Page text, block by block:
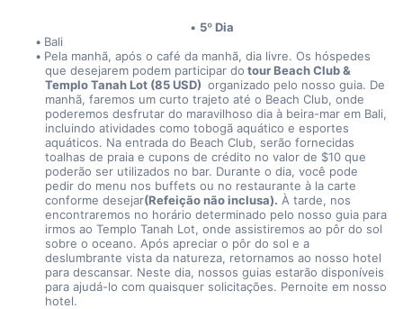
5º Dia
Bali
Pela manhã, após o café da manhã, dia livre. Os hóspedes
que desejarem podem participar do tour Beach Club &
Templo Tanah Lot (85 USD) organizado pelo nosso guia. De
manhã, faremos um curto trajeto até o Beach Club, onde
poderemos desfrutar do maravilhoso dia à beira-mar em Bali,
incluindo atividades como tobogã aquático e esportes
aquáticos. Na entrada do Beach Club, serão fornecidas
toalhas de praia e cupons de crédito no valor de $10 que
poderão ser utilizados no bar. Durante o dia, você pode
pedir do menu nos buffets ou no restaurante à la carte
conforme desejar(Refeição não inclusa). À tarde, nos
encontraremos no horário determinado pelo nosso guia para
irmos ao Templo Tanah Lot, onde assistiremos ao pôr do sol
sobre o oceano. Após apreciar o pôr do sol e a
deslumbrante vista da natureza, retornamos ao nosso hotel
para descansar. Neste dia, nossos guias estarão disponíveis
para ajudá-lo com quaisquer solicitações. Pernoite em nosso
hotel.